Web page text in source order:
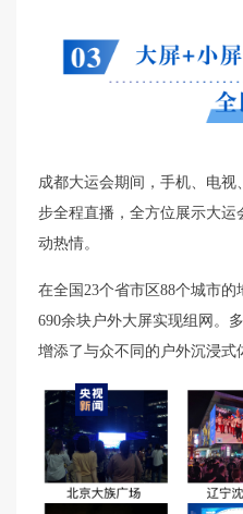
成都大运会期间，手机、电
步全程直播，全方位展示大
动热情。
在全国23个省市区88个城市的
690余块户外大屏实现组网。
增添了与众不同的户外沉浸式